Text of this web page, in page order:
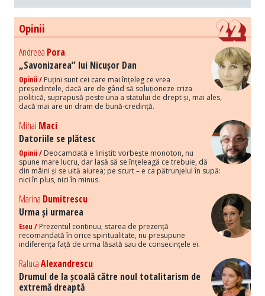
Opinii
Andreea Pora
„Savonizarea” lui Nicușor Dan
Opinii / Puțini sunt cei care mai înțeleg ce vrea
președintele, dacă are de gând să soluționeze criza
politică, suprapusă peste una a statului de drept și, mai ales,
dacă mai are un dram de bună-credință.
Mihai Maci
Datoriile se plătesc
Opinii / Deocamdată e liniștit: vorbește monoton, nu
spune mare lucru, dar lasă să se înțeleagă ce trebuie, dă
din mâini și se uită aiurea; pe scurt – e ca pătrunjelul în supă:
nici în plus, nici în minus.
Marina Dumitrescu
Urma și urmarea
Eseu / Prezentul continuu, starea de prezență
recomandată în orice spiritualitate, nu presupune
indiferența față de urma lăsată sau de consecințele ei.
RalucaAlexandrescu
Drumul de la școală către noul totalitarism de
extremă dreaptă